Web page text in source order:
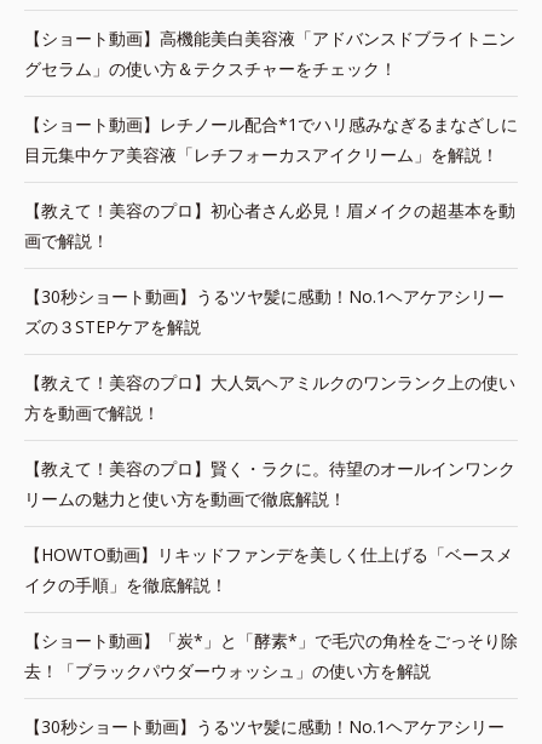
【ショート動画】高機能美白美容液「アドバンスドブライトニン
グセラム」の使い方＆テクスチャーをチェック！
【ショート動画】レチノール配合*1でハリ感みなぎるまなざしに
目元集中ケア美容液「レチフォーカスアイクリーム」を解説！
【教えて！美容のプロ】初心者さん必見！眉メイクの超基本を動
画で解説！
【30秒ショート動画】うるツヤ髪に感動！No.1ヘアケアシリー
ズの３STEPケアを解説
【教えて！美容のプロ】大人気ヘアミルクのワンランク上の使い
方を動画で解説！
【教えて！美容のプロ】賢く・ラクに。待望のオールインワンク
リームの魅力と使い方を動画で徹底解説！
【HOWTO動画】リキッドファンデを美しく仕上げる「ベースメ
イクの手順」を徹底解説！
【ショート動画】「炭*」と「酵素*」で毛穴の角栓をごっそり除
去！「ブラックパウダーウォッシュ」の使い方を解説
【30秒ショート動画】うるツヤ髪に感動！No.1ヘアケアシリー